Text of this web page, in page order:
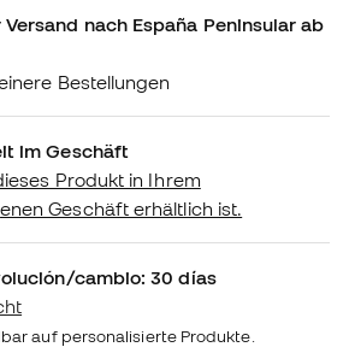
nach España Peninsular ab
Bestellungen
im Geschäft
Produkt in Ihrem
Geschäft erhältlich ist.
cambio: 30 días
auf personalisierte Produkte.